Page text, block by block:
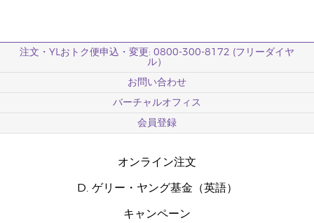
注文・YLおトク便申込・変更: 0800-300-8172 (フリーダイヤ
ル）
お問い合わせ
バーチャルオフィス
会員登録
オンライン注文
D. ゲリー・ヤング基金（英語）
キャンペーン